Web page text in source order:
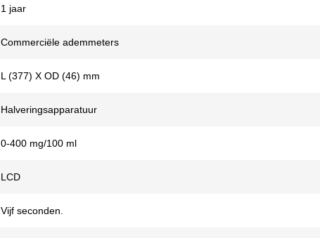
1 jaar
Commerciële ademmeters
L (377) X OD (46) mm
Halveringsapparatuur
0-400 mg/100 ml
LCD
Vijf seconden.